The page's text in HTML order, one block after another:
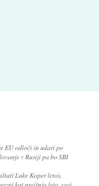
EU odloči in udari po
v Rusiji pa bo SBI
Luke Koper letos,